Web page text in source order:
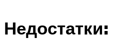
Недостатки: